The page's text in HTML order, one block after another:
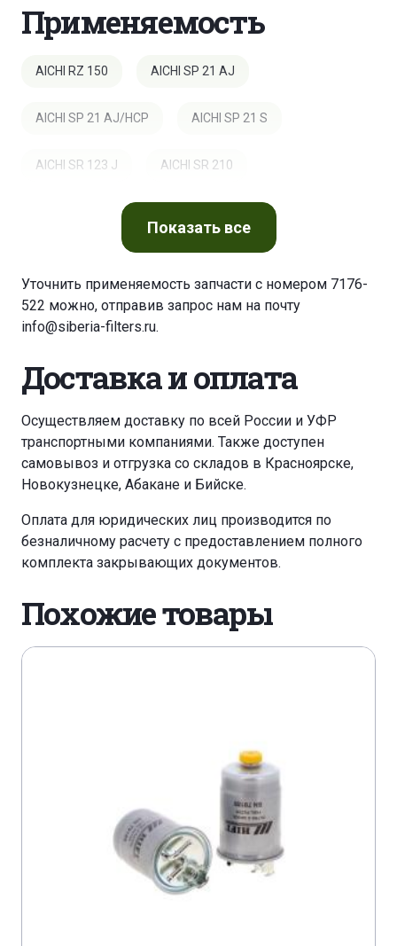
Применяемость
AICHI RZ 150 AICHI SP 21 AJ
AICHI SP 21 AJ/HCP AICHI SP 21 S
AICHI SR 123 J AICHI SR 210
AICHI SR 21 A/AJ
AIRO A 16 JRTD AKSA CP 30-5 T
ANTONIO CARRARO BITRAC
ATLAS AB 404 R ATLAS AB 604 R
ATLAS AB 804 M ATLAS AB 804 R
ATLAS COPCO QAS 30 ATLAS COPCO QAS 40
AUSA 250 AH/AHG
AUSA 250 RHG AUSA 300 AH/AHG
AUSA 300 RHG
Показатьвсе
Уточнить применяемость запчасти с номером 7176-
522 можно, отправив запрос нам на почту
info@siberia-filters.ru.
Доставка и оплата
Осуществляем доставку по всей России и УФР
транспортными компаниями. Также доступен
самовывоз и отгрузка со складов в Красноярске,
Новокузнецке, Абакане и Бийске.
Оплата для юридических лиц производится по
безналичному расчету с предоставлением полного
комплекта закрывающих документов.
Похожие товары